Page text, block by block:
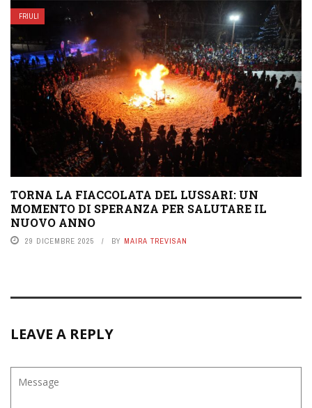
FRIULI
TORNA LA FIACCOLATA DEL LUSSARI: UN
MOMENTO DI SPERANZA PER SALUTARE IL
NUOVO ANNO
29 DICEMBRE 2025 BY MAIRA TREVISAN
LEAVE A REPLY